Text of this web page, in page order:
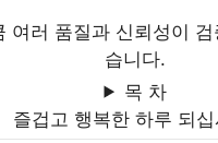
여러 품질과 신뢰성이
습니다.
목 차
즐겁고 행복한 하루 되